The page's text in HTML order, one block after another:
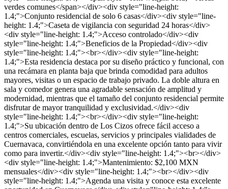
verdes comunes</span></div><div style="line-height:
1.4;">Conjunto residencial de solo 6 casas</div><div style="line-
height: 1.4;">Caseta de vigilancia con seguridad 24 horas</div>
<div style="line-height: 1.4;">Acceso controlado</div><div
style="line-height: 1.4;">Beneficios de la Propiedad</div><div
style="line-height: 1.4;"><br></div><div style="line-height:
1.4;">Esta residencia destaca por su diseño práctico y funcional, con
una recámara en planta baja que brinda comodidad para adultos
mayores, visitas o un espacio de trabajo privado. La doble altura en
sala y comedor genera una agradable sensación de amplitud y
modernidad, mientras que el tamaño del conjunto residencial permite
disfrutar de mayor tranquilidad y exclusividad.</div><div
style="line-height: 1.4;"><br></div><div style="line-height:
1.4;">Su ubicación dentro de Los Cizos ofrece fácil acceso a
centros comerciales, escuelas, servicios y principales vialidades de
Cuernavaca, convirtiéndola en una excelente opción tanto para vivir
como para invertir.</div><div style="line-height: 1.4;"><br></div>
<div style="line-height: 1.4;">Mantenimiento: $2,100 MXN
mensuales</div><div style="line-height: 1.4;"><br></div><div
style="line-height: 1.4;">Agenda una visita y conoce esta excelente